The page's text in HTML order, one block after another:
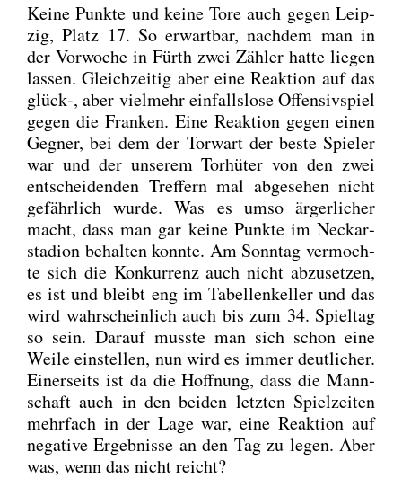
Kei­ne Punk­te und kei­ne Tore auch gegen Leip­
zig, Platz 17. So erwart­bar, nach­dem man in
der Vor­wo­che in Fürth zwei Zäh­ler hat­te lie­gen
las­sen. Gleich­zei­tig aber eine Reak­ti­on auf das
glück‑, aber viel­mehr ein­falls­lo­se Offen­siv­spiel
gegen die Fran­ken. Eine Reak­ti­on gegen einen
Geg­ner, bei dem der Tor­wart der bes­te Spie­ler
war und der unse­rem Tor­hü­ter von den zwei
ent­schei­den­den Tref­fern mal abge­se­hen nicht
gefähr­lich wur­de. Was es umso ärger­li­cher
macht, dass man gar kei­ne Punk­te im Neckar­
sta­di­on behal­ten konn­te. Am Sonn­tag ver­moch­
te sich die Kon­kur­renz auch nicht abzu­set­zen,
es ist und bleibt eng im Tabel­len­kel­ler und das
wird wahr­schein­lich auch bis zum 34. Spiel­tag
so sein. Dar­auf muss­te man sich schon eine
Wei­le ein­stel­len, nun wird es immer deut­li­cher.
Einer­seits ist da die Hoff­nung, dass die Mann­
schaft auch in den bei­den letz­ten Spiel­zei­ten
mehr­fach in der Lage war, eine Reak­ti­on auf
nega­ti­ve Ergeb­nis­se an den Tag zu legen. Aber
was, wenn das nicht reicht?